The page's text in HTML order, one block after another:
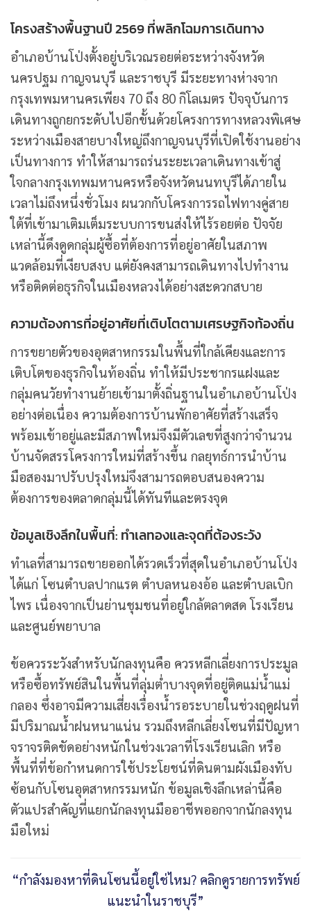
โครงสร้างพื้นฐานปี 2569 ที่พลิกโฉมการเดินทาง
อำเภอบ้านโป่งตั้งอยู่บริเวณรอยต่อระหว่างจังหวัด
นครปฐม กาญจนบุรี และราชบุรี มีระยะทางห่างจาก
กรุงเทพมหานครเพียง 70 ถึง 80 กิโลเมตร ปัจจุบันการ
เดินทางถูกยกระดับไปอีกขั้นด้วยโครงการทางหลวงพิเศษ
ระหว่างเมืองสายบางใหญ่ถึงกาญจนบุรีที่เปิดใช้งานอย่าง
เป็นทางการ ทำให้สามารถร่นระยะเวลาเดินทางเข้าสู่
ใจกลางกรุงเทพมหานครหรือจังหวัดนนทบุรีได้ภายใน
เวลาไม่ถึงหนึ่งชั่วโมง ผนวกกับโครงการรถไฟทางคู่สาย
ใต้ที่เข้ามาเติมเต็มระบบการขนส่งให้ไร้รอยต่อ ปัจจัย
เหล่านี้ดึงดูดกลุ่มผู้ซื้อที่ต้องการที่อยู่อาศัยในสภาพ
แวดล้อมที่เงียบสงบ แต่ยังคงสามารถเดินทางไปทำงาน
หรือติดต่อธุรกิจในเมืองหลวงได้อย่างสะดวกสบาย
ความต้องการที่อยู่อาศัยที่เติบโตตามเศรษฐกิจท้องถิ่น
การขยายตัวของอุตสาหกรรมในพื้นที่ใกล้เคียงและการ
เติบโตของธุรกิจในท้องถิ่น ทำให้มีประชากรแฝงและ
กลุ่มคนวัยทำงานย้ายเข้ามาตั้งถิ่นฐานในอำเภอบ้านโป่ง
อย่างต่อเนื่อง ความต้องการบ้านพักอาศัยที่สร้างเสร็จ
พร้อมเข้าอยู่และมีสภาพใหม่จึงมีตัวเลขที่สูงกว่าจำนวน
บ้านจัดสรรโครงการใหม่ที่สร้างขึ้น กลยุทธ์การนำบ้าน
มือสองมาปรับปรุงใหม่จึงสามารถตอบสนองความ
ต้องการของตลาดกลุ่มนี้ได้ทันทีและตรงจุด
ข้อมูลเชิงลึกในพื้นที่: ทำเลทองและจุดที่ต้องระวัง
ทำเลที่สามารถขายออกได้รวดเร็วที่สุดในอำเภอบ้านโป่ง
ได้แก่ โซนตำบลปากแรต ตำบลหนองอ้อ และตำบลเบิก
ไพร เนื่องจากเป็นย่านชุมชนที่อยู่ใกล้ตลาดสด โรงเรียน
และศูนย์พยาบาล
ข้อควรระวังสำหรับนักลงทุนคือ ควรหลีกเลี่ยงการประมูล
หรือซื้อทรัพย์สินในพื้นที่ลุ่มต่ำบางจุดที่อยู่ติดแม่น้ำแม่
กลอง ซึ่งอาจมีความเสี่ยงเรื่องน้ำรอระบายในช่วงฤดูฝนที่
มีปริมาณน้ำฝนหนาแน่น รวมถึงหลีกเลี่ยงโซนที่มีปัญหา
จราจรติดขัดอย่างหนักในช่วงเวลาที่โรงเรียนเลิก หรือ
พื้นที่ที่ข้อกำหนดการใช้ประโยชน์ที่ดินตามผังเมืองทับ
ซ้อนกับโซนอุตสาหกรรมหนัก ข้อมูลเชิงลึกเหล่านี้คือ
ตัวแปรสำคัญที่แยกนักลงทุนมืออาชีพออกจากนักลงทุน
มือใหม่
“กำลังมองหาที่ดินโซนนี้อยู่ใช่ไหม? คลิกดูรายการทรัพย์
แนะนำในราชบุรี”